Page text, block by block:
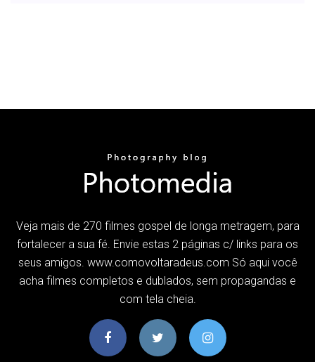
Veja mais de 270 filmes gospel de longa metragem, para
fortalecer a sua fé. Envie estas 2 páginas c/ links para os
seus amigos. www.comovoltaradeus.com Só aqui você
acha filmes completos e dublados, sem propagandas e
com tela cheia.